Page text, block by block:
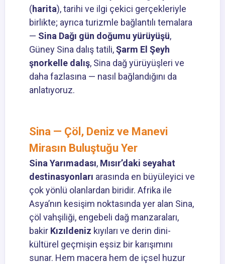
(harita), tarihi ve ilgi çekici gerçekleriyle
birlikte; ayrıca turizmle bağlantılı temalara
— Sina Dağı gün doğumu yürüyüşü,
Güney Sina dalış tatili,Şarm El Şeyh
şnorkelle dalış, Sina dağ yürüyüşleri ve
daha fazlasına — nasıl bağlandığını da
anlatıyoruz.
Sina — Çöl, Deniz ve Manevi
Mirasın Buluştuğu Yer
Sina Yarımadası, Mısır’daki seyahat
destinasyonları arasında en büyüleyici ve
çok yönlü olanlardan biridir. Afrika ile
Asya’nın kesişim noktasında yer alan Sina,
çöl vahşiliği, engebeli dağ manzaraları,
bakir Kızıldeniz kıyıları ve derin dini-
kültürel geçmişin eşsiz bir karışımını
sunar. Hem macera hem de içsel huzur